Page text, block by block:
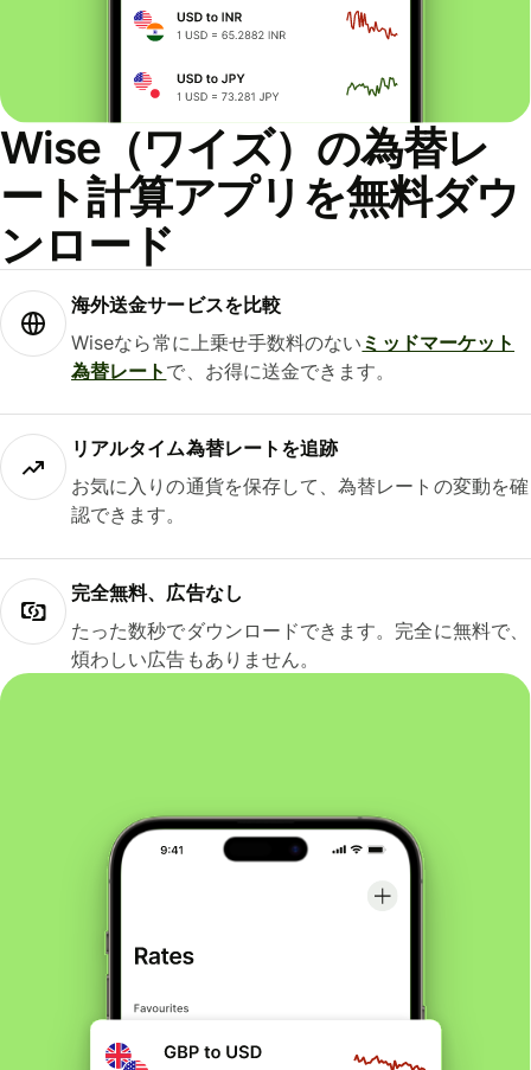
Wise（ワイズ）の為替レ
ート計算アプリを無料ダウ
ンロード
海外送金サービスを比較
Wiseなら常に上乗せ手数料のない ミッドマーケット
為替レート で、お得に送金できます。
リアルタイム為替レートを追跡
お気に入りの通貨を保存して、為替レートの変動を確
認できます。
完全無料、広告なし
たった数秒でダウンロードできます。完全に無料で、
煩わしい広告もありません。